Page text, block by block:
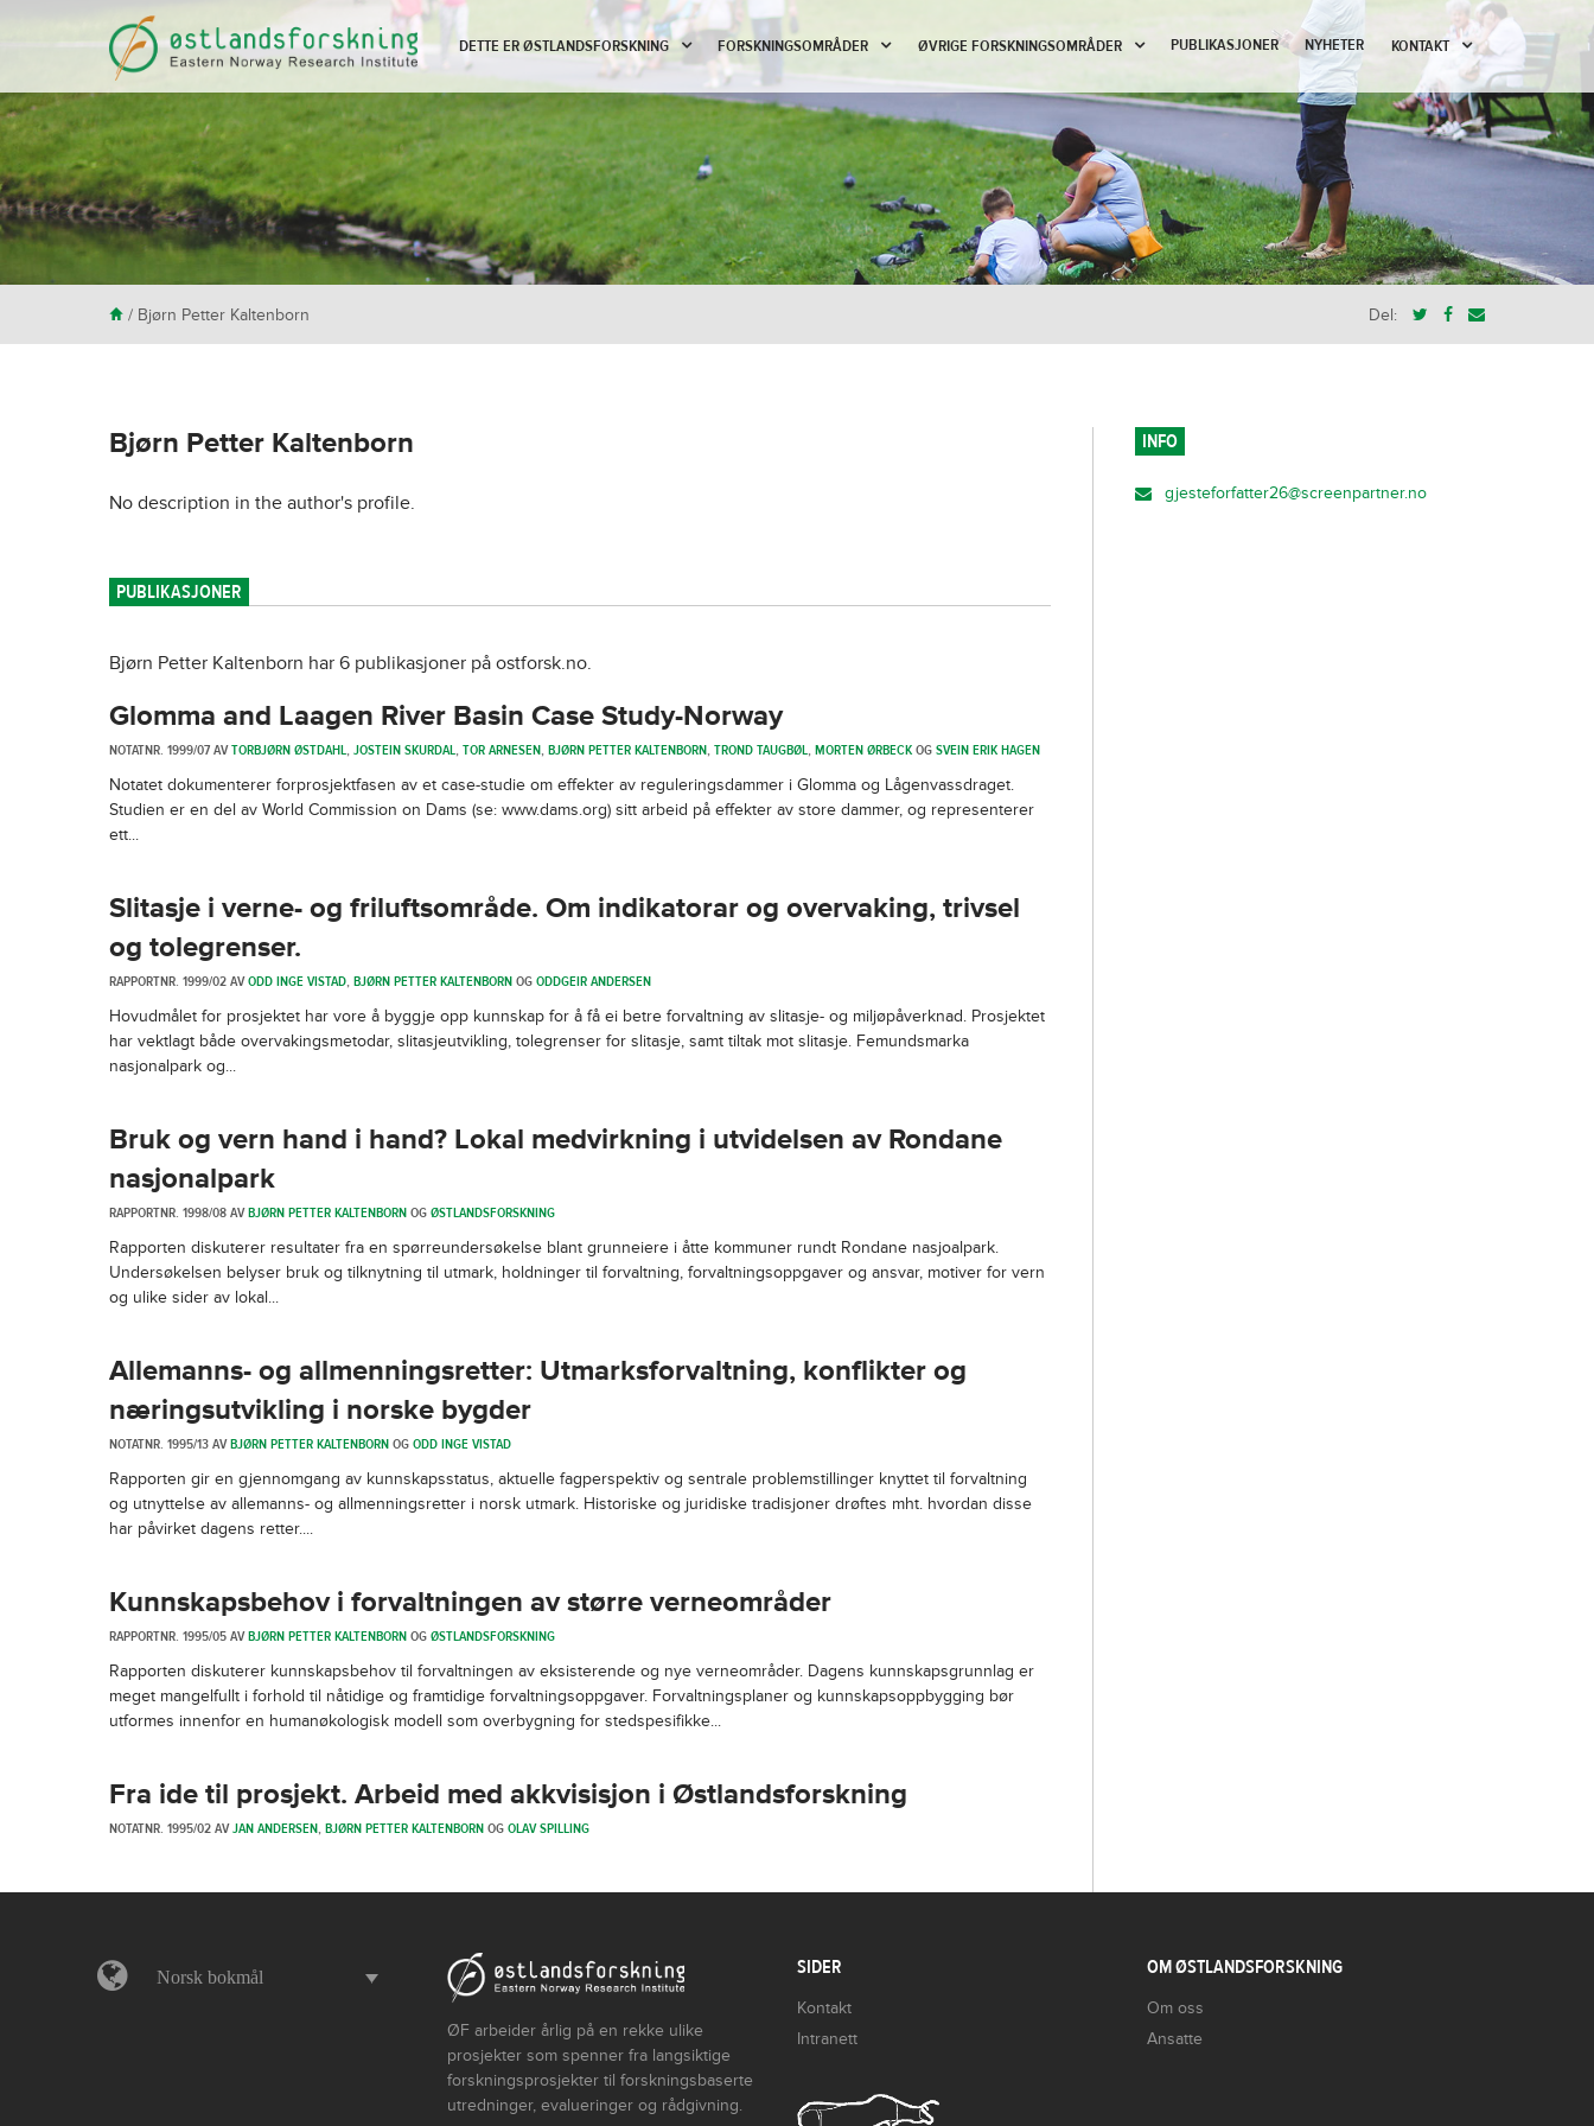
DETTE ER ØSTLANDSFORSKNING FORSKNINGSOMRÅDER ØVRIGE FORSKNINGSOMRÅDER PUBLIKASJONER NYHETER KONTAKT
H / Bjørn Petter Kaltenborn Del:
Bjørn Petter Kaltenborn
No description in the author's profile.
PUBLIKASJONER
Bjørn Petter Kaltenborn har 6 publikasjoner på ostforsk.no.
Glomma and Laagen River Basin Case Study-Norway
NOTATNR. 1999/07 AVTORBJØRN ØSTDAHL,JOSTEIN SKURDAL,TOR ARNESEN,BJØRN PETTER KALTENBORN,TROND TAUGBØL,MORTEN ØRBECKOGSVEIN ERIK HAGEN
Notatet dokumenterer forprosjektfasen av et case-studie om effekter av reguleringsdammer i Glomma og Lågenvassdraget.
Studien er en del av World Commission on Dams (se: www.dams.org) sitt arbeid på effekter av store dammer, og representerer
ett...
Slitasje i verne- og friluftsområde. Om indikatorar og overvaking, trivsel
og tolegrenser.
RAPPORTNR. 1999/02 AVODD INGE VISTAD,BJØRN PETTER KALTENBORNOGODDGEIR ANDERSEN
Hovudmålet for prosjektet har vore å byggje opp kunnskap for å få ei betre forvaltning av slitasje- og miljøpåverknad. Prosjektet
har vektlagt både overvakingsmetodar, slitasjeutvikling, tolegrenser for slitasje, samt tiltak mot slitasje. Femundsmarka
nasjonalpark og...
Bruk og vern hand i hand? Lokal medvirkning i utvidelsen av Rondane
nasjonalpark
RAPPORTNR. 1998/08 AVBJØRN PETTER KALTENBORNOGØSTLANDSFORSKNING
Rapporten diskuterer resultater fra en spørreundersøkelse blant grunneiere i åtte kommuner rundt Rondane nasjoalpark.
Undersøkelsen belyser bruk og tilknytning til utmark, holdninger til forvaltning, forvaltningsoppgaver og ansvar, motiver for vern
og ulike sider av lokal...
Allemanns- og allmenningsretter: Utmarksforvaltning, konflikter og
næringsutvikling i norske bygder
NOTATNR. 1995/13 AVBJØRN PETTER KALTENBORNOGODD INGE VISTAD
Rapporten gir en gjennomgang av kunnskapsstatus, aktuelle fagperspektiv og sentrale problemstillinger knyttet til forvaltning
og utnyttelse av allemanns- og allmenningsretter i norsk utmark. Historiske og juridiske tradisjoner drøftes mht. hvordan disse
har påvirket dagens retter....
Kunnskapsbehov i forvaltningen av større verneområder
RAPPORTNR. 1995/05 AVBJØRN PETTER KALTENBORNOGØSTLANDSFORSKNING
Rapporten diskuterer kunnskapsbehov til forvaltningen av eksisterende og nye verneområder. Dagens kunnskapsgrunnlag er
meget mangelfullt i forhold til nåtidige og framtidige forvaltningsoppgaver. Forvaltningsplaner og kunnskapsoppbygging bør
utformes innenfor en humanøkologisk modell som overbygning for stedspesifikke...
Fra ide til prosjekt. Arbeid med akkvisisjon i Østlandsforskning
NOTATNR. 1995/02 AVJAN ANDERSEN,BJØRN PETTER KALTENBORNOGOLAV SPILLING
INFO
gjesteforfatter26@screenpartner.no
Norsk bokmål
ØF arbeider årlig på en rekke ulike
prosjekter som spenner fra langsiktige
forskningsprosjekter til forskningsbaserte
utredninger, evalueringer og rådgivning.
SIDER
Kontakt
Intranett
OM ØSTLANDSFORSKNING
Om oss
Ansatte